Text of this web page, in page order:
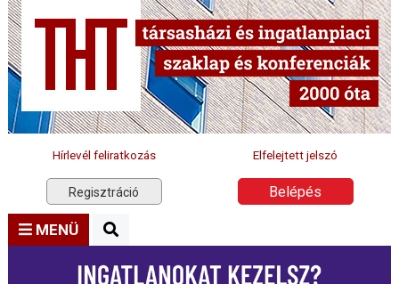
Hírlevél feliratkozás Elfelejtett jelszó
Regisztráció Belépés
MENÜ